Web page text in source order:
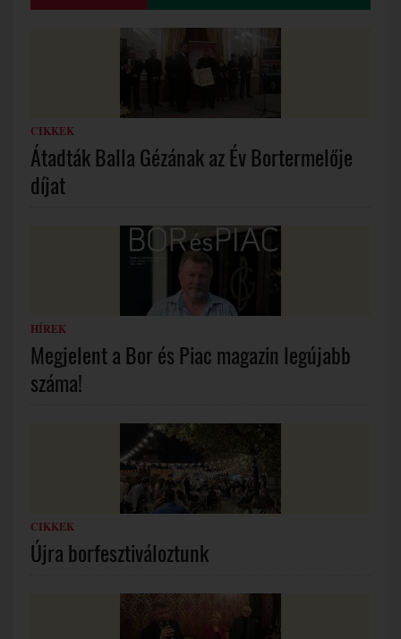
CIKKEK
Átadták Balla Gézának az Év Bortermelője
díjat
HÍREK
Megjelent a Bor és Piac magazin legújabb
száma!
CIKKEK
Újra borfesztiváloztunk